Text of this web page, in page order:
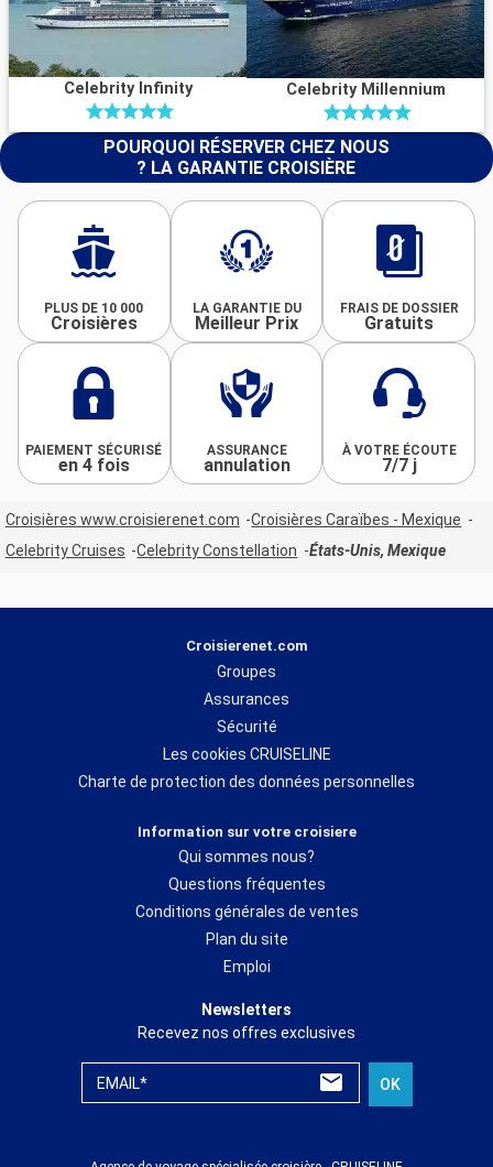
Celebrity Infinity Celebrity Millennium
POURQUOI RÉSERVER CHEZ NOUS
? LA GARANTIE CROISIÈRE
PLUS DE 10 000
Croisières
LA GARANTIE DU
Meilleur Prix
FRAIS DE DOSSIER
Gratuits
PAIEMENT SÉCURISÉ
en 4 fois
ASSURANCE
annulation
À VOTRE ÉCOUTE
7/7 j
Croisières www.croisierenet.com
Croisières Caraïbes - Mexique
Celebrity Cruises
Celebrity Constellation États-Unis, Mexique
Croisierenet.com
Groupes
Assurances
Sécurité
Les cookies CRUISELINE
Charte de protection des données personnelles
Information sur votre croisiere
Qui sommes nous?
Questions fréquentes
Conditions générales de ventes
Plan du site
Emploi
Newsletters
Recevez nos offres exclusives
EMAIL* OK